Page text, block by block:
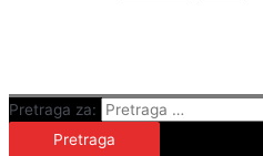
Pretraga za: